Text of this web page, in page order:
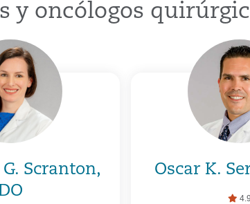
y oncólogos
Scranton,
Oscar K.
4.9